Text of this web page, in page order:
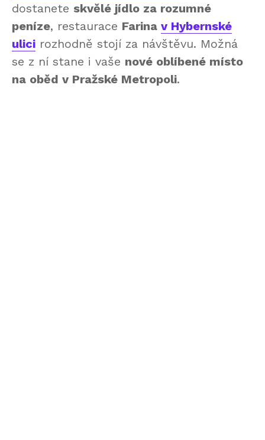
dostanete skvělé jídlo za rozumné
peníze, restaurace Farina v Hybernské
ulici rozhodně stojí za návštěvu. Možná
se z ní stane i vaše nové oblíbené místo
na oběd v Pražské Metropoli.